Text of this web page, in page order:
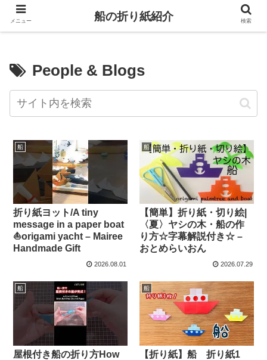
People & Blogs
船
折り紙ヨット/A tiny
message in a paper boat
⛵️origami yacht – Mairee
Handmade Gift
2026.08.01
船
【簡単】折り紙・切り絵|
〈夏〉ヤシの木・船の作
り方☆字幕解説付き☆ –
おとめらいおん
2026.07.29
船
屋根付き船の折り方How
船
【折り紙】船 折り紙1
メニュー 船の折り紙紹介 検索